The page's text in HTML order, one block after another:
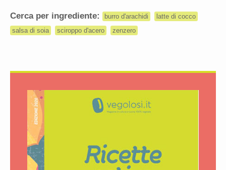
Cerca per ingrediente: burro d'arachidi
latte di cocco
salsa di soia
sciroppo d'acero zenzero